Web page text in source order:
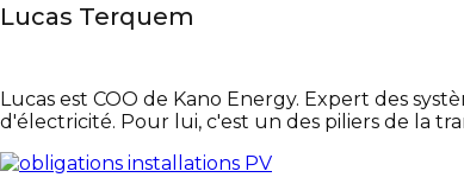
Lucas Terquem
Lucas est COO de Kano Energy. Expert des
d'électricité. Pour lui, c'est un des piliers de la